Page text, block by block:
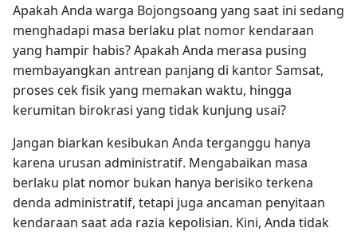
Apakah Anda warga Bojongsoang yang saat ini sedang
menghadapi masa berlaku plat nomor kendaraan
yang hampir habis? Apakah Anda merasa pusing
membayangkan antrean panjang di kantor Samsat,
proses cek fisik yang memakan waktu, hingga
kerumitan birokrasi yang tidak kunjung usai?
Jangan biarkan kesibukan Anda terganggu hanya
karena urusan administratif. Mengabaikan masa
berlaku plat nomor bukan hanya berisiko terkena
denda administratif, tetapi juga ancaman penyitaan
kendaraan saat ada razia kepolisian. Kini, Anda tidak